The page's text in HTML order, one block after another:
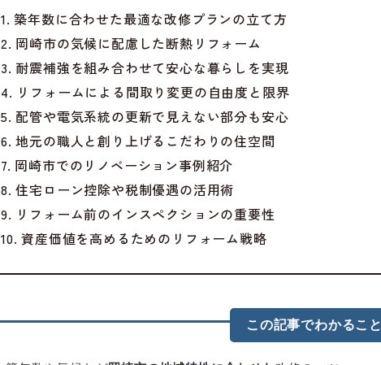
1. 築年数に合わせた最適な改修プランの立て方
2. 岡崎市の気候に配慮した断熱リフォーム
3. 耐震補強を組み合わせて安心な暮らしを実現
4. リフォームによる間取り変更の自由度と限界
5. 配管や電気系統の更新で見えない部分も安心
6. 地元の職人と創り上げるこだわりの住空間
7. 岡崎市でのリノベーション事例紹介
8. 住宅ローン控除や税制優遇の活用術
9. リフォーム前のインスペクションの重要性
10. 資産価値を高めるためのリフォーム戦略
この記事でわかること